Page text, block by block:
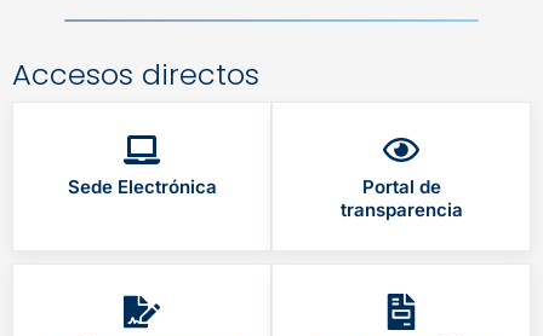
Accesos directos
Sede Electrónica
Portal de
transparencia